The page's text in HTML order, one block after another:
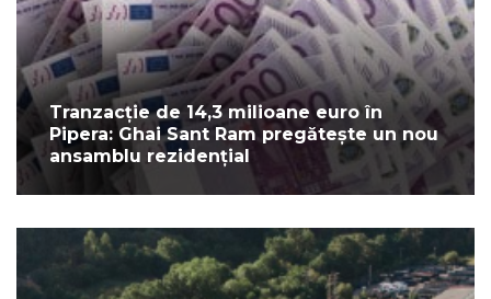
Tranzacție de 14,3 milioane euro în
Pipera: Ghai Sant Ram pregătește un nou
ansamblu rezidențial